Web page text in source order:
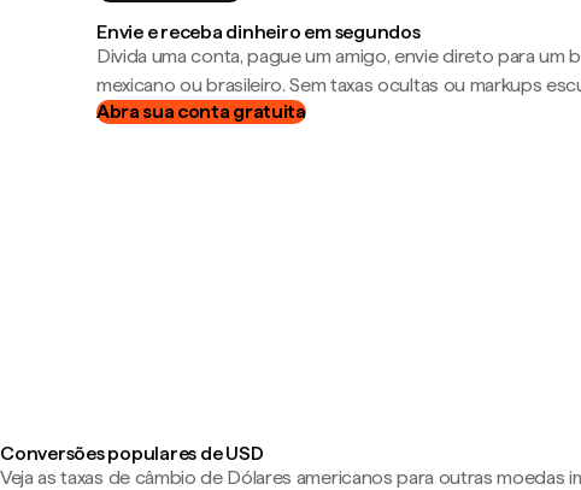
Envie e receba dinheiro em segundos
Divida uma conta, pague um amigo, envie direto para um
mexicano ou brasileiro. Sem taxas ocultas ou markups
Abra sua conta gratuita
Conversões populares de USD
Veja as taxas de câmbio de Dólares americanos para outras moedas